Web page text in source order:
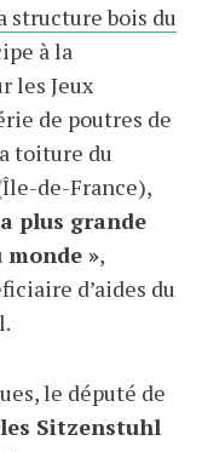
structure bois du
à la
les Jeux
de poutres de
toiture du
de-France),
plus grande
monde »,
d’aides du
le député de
Sitzenstuhl